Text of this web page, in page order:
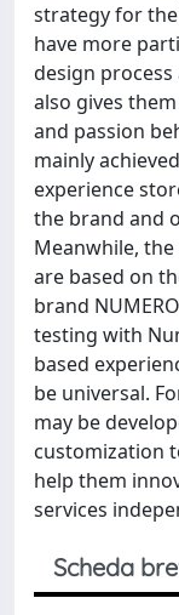
strategy for
have more
design
also gives
and passion
mainly
experience
the brand and
Meanwhile,
are based on
brand
testing with
based
be universal.
may be
customization
help them
services
Scheda